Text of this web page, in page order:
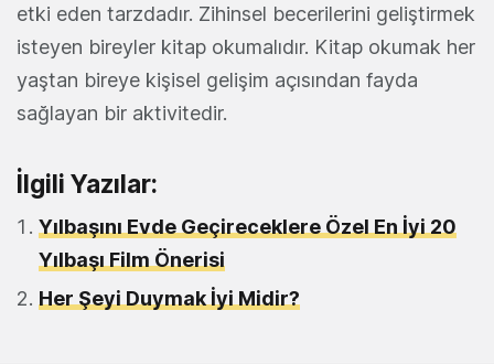
etki eden tarzdadır. Zihinsel becerilerini geliştirmek
isteyen bireyler kitap okumalıdır. Kitap okumak her
yaştan bireye kişisel gelişim açısından fayda
sağlayan bir aktivitedir.
İlgili Yazılar:
Yılbaşını Evde Geçireceklere Özel En İyi 20
Yılbaşı Film Önerisi
Her Şeyi Duymak İyi Midir?